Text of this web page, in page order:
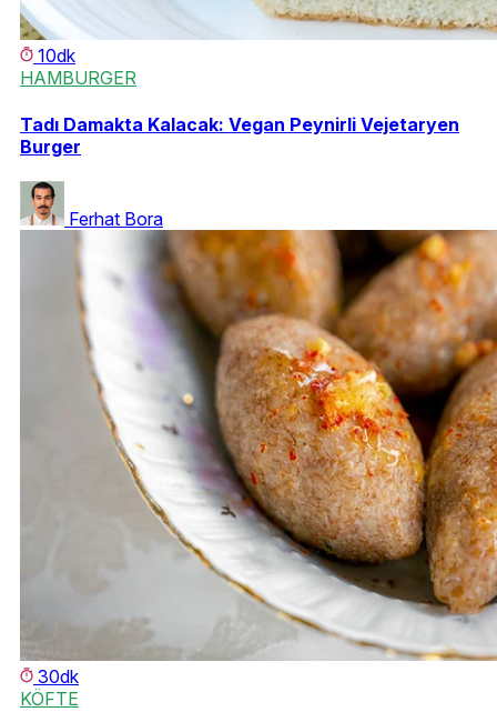
10dk
HAMBURGER
Tadı Damakta Kalacak: Vegan Peynirli Vejetaryen
Burger
Ferhat Bora
30dk
KÖFTE